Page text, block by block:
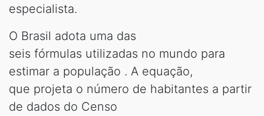
especialista.
O Brasil adota uma das
seis fórmulas utilizadas no mundo para
estimar a população . A equação,
que projeta o número de habitantes a partir
de dados do Censo